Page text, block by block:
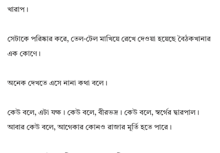
খারাপ।
সেটাকে পরিষ্কার করে, তেল-টেল মাখিয়ে রেখে দেওয়া হয়েছে বৈঠকখানার
এক কোণে।
অনেক দেখতে এসে নানা কথা বলে।
কেউ বলে, এটা যক্ষ। কেউ বলে, বীরভদ্র। কেউ বলে, স্বর্গের দ্বারপাল।
আবার কেউ বলে, আগেকার কোনও রাজার মূর্তি হতে পারে।